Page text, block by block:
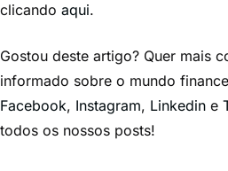
clicando aqui.
Gostou deste artigo? Quer mais
informado sobre o mundo
Facebook, Instagram, Linkedin e
todos os nossos posts!